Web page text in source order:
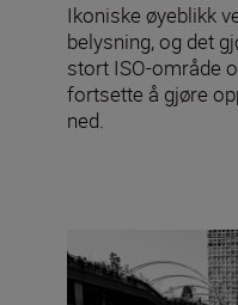
Ikoniske øyeblikk
belysning, og det
stort ISO-område
fortsette å gjøre
ned.